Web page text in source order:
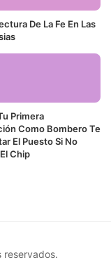
De La Fe En Las
Primera
Como Bombero Te
El Puesto Si No
Chip
reservados.